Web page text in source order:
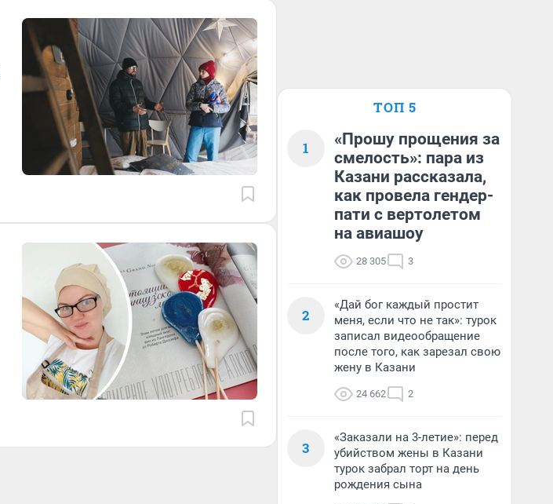
ТОП 5
1
«Прошу прощения за
смелость»: пара из
Казани рассказала,
как провела гендер-
пати с вертолетом
на авиашоу
28 305 3
2
«Дай бог каждый простит
меня, если что не так»: турок
записал видеообращение
после того, как зарезал свою
жену в Казани
24 662 2
3
«Заказали на 3-летие»: перед
убийством жены в Казани
турок забрал торт на день
рождения сына